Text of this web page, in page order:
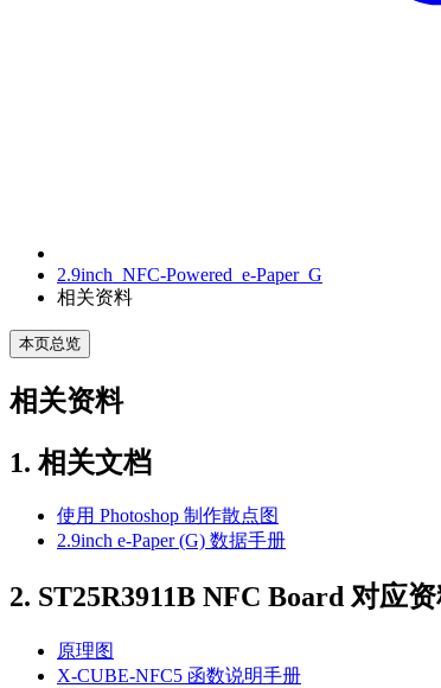
2.9inch_NFC-Powered_e-Paper_G
相关资料
本页总览
相关资料
1. 相关文档
使用 Photoshop 制作散点图
2.9inch e-Paper (G) 数据手册
2. ST25R3911B NFC Board 对应
原理图
X-CUBE-NFC5 函数说明手册